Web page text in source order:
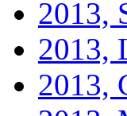
2013,
2013,
2013,